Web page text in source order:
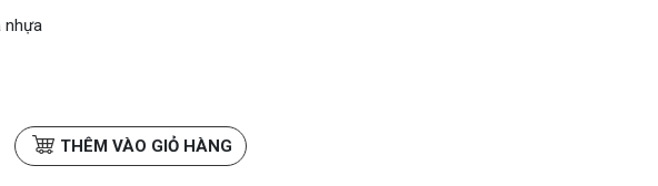
nhựa
THÊM VÀO GIỎ HÀNG